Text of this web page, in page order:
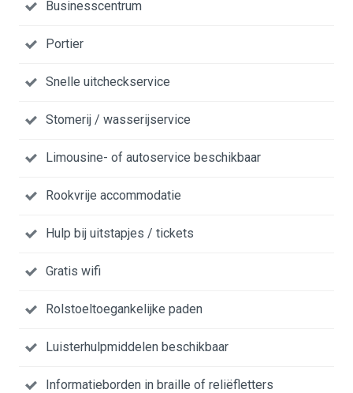
Businesscentrum
Portier
Snelle uitcheckservice
Stomerij / wasserijservice
Limousine- of autoservice beschikbaar
Rookvrije accommodatie
Hulp bij uitstapjes / tickets
Gratis wifi
Rolstoeltoegankelijke paden
Luisterhulpmiddelen beschikbaar
Informatieborden in braille of reliëfletters